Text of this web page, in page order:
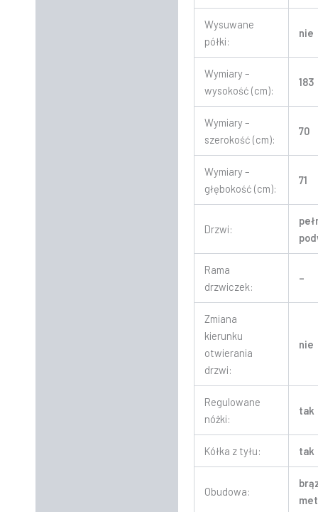
Wysuwane
półki:
nie
Wymiary –
wysokość (cm):
183
Wymiary –
szerokość (cm):
70
Wymiary –
głębokość (cm):
71
Drzwi:
Rama
drzwiczek:
–
Zmiana
kierunku
otwierania
drzwi:
nie
Regulowane
nóżki:
tak
Kółka z tyłu: tak
Obudowa: